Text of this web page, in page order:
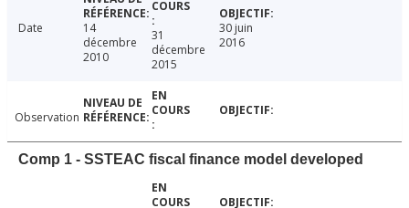
Date
14
décembre
2010
31
décembre
2015
30 juin
2016
Observation
Comp 1 - SSTEAC fiscal finance model developed